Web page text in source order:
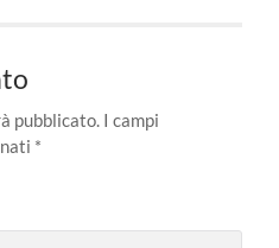
pubblicato. I campi
*